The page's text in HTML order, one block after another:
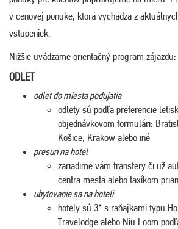
v cenovej ponuke, ktorá vychádza z
vstupeniek.
Nižšie uvádzame orientačný program zájazdu:
ODLET
odlet do miesta podujatia
odlety sú podľa preferencie
objednávkovom formulári:
Košice, Krakow alebo iné
presun na hotel
zariadime vám transfery či už
centra mesta alebo taxíkom
ubytovanie sa na hoteli
hotely sú 3* s raňajkami typu
Travelodge alebo Niu Loom